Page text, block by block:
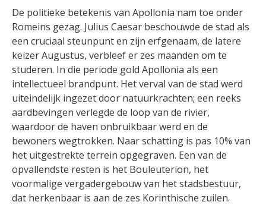
De politieke betekenis van Apollonia nam toe onder
Romeins gezag. Julius Caesar beschouwde de stad als
een cruciaal steunpunt en zijn erfgenaam, de latere
keizer Augustus, verbleef er zes maanden om te
studeren. In die periode gold Apollonia als een
intellectueel brandpunt. Het verval van de stad werd
uiteindelijk ingezet door natuurkrachten; een reeks
aardbevingen verlegde de loop van de rivier,
waardoor de haven onbruikbaar werd en de
bewoners wegtrokken. Naar schatting is pas 10% van
het uitgestrekte terrein opgegraven. Een van de
opvallendste resten is het Bouleuterion, het
voormalige vergadergebouw van het stadsbestuur,
dat herkenbaar is aan de zes Korinthische zuilen.